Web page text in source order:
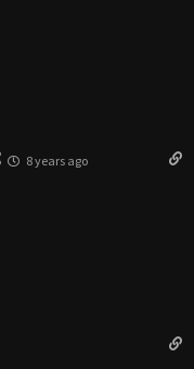
8 years ago